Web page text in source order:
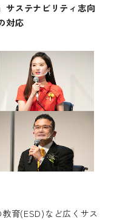
サステナビリティ志向
対応
育(ESD)など広くサス